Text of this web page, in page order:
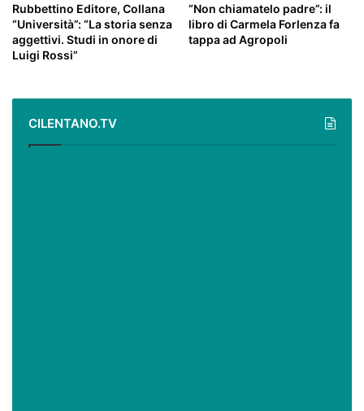
Rubbettino Editore, Collana
“Università”: “La storia senza
aggettivi. Studi in onore di
Luigi Rossi”
“Non chiamatelo padre”: il
libro di Carmela Forlenza fa
tappa ad Agropoli
CILENTANO.TV